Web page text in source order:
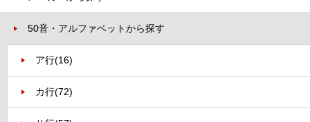
50音・アルファベットから探す
ア行(16)
カ行(72)